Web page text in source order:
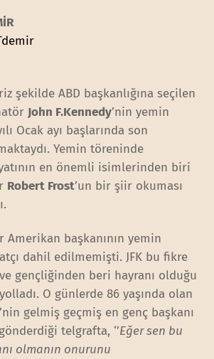
şekilde ABD başkanlığına seçilen
John F.Kennedy’nin yemin
Ocak ayı başlarında son
Yemin töreninde
en önemli isimlerinden biri
Robert Frost’un bir şiir okuması
Amerikan başkanının yemin
dahil edilmemişti. JFK bu fikre
gençliğinden beri hayranı olduğu
O günlerde 86 yaşında olan
gelmiş geçmiş en genç başkanı
telgrafta, ‘’Eğer sen bu
olmanın onurunu